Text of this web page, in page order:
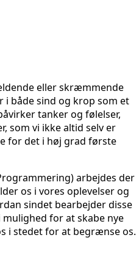
eller skræmmende
i både sind og krop som et
tanker og følelser,
som vi ikke altid selv er
for det i høj grad første
arbejdes der
os i vores oplevelser og
sindet bearbejder disse
for at skabe nye
i stedet for at begrænse os.